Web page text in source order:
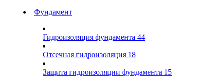
Фундамент
Гидроизоляция фундамента 44
Отсечная гидроизоляция 18
Защита гидроизоляции фундамента 15